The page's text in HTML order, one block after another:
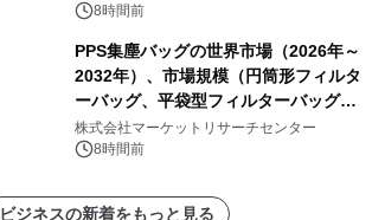
表8時間前
PPS集塵バッグの世界市場（2026年～
2032年）、市場規模（円筒形フィルタ
ーバッグ、平袋型フィルターバッグ、
プリーツフィルターバッグ、その
他）・分析レポートを発表
株式会社マーケットリサーチセンター
8時間前
ビジネスの新着をもっと見る